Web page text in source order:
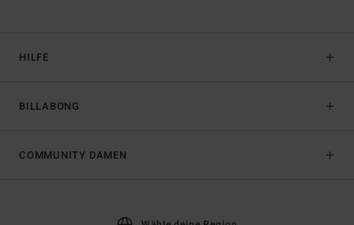
HILFE
BILLABONG
COMMUNITY DAMEN